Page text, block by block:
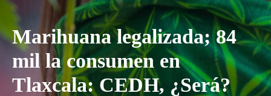
Marihuana legalizada; 84
mil la consumen en
Tlaxcala: CEDH, ¿Será?